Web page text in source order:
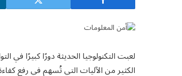
لعبت التكنولوجيا الحديثة دورًا كبيرًا
الكثير من الآليات التي تُسهم في رفع